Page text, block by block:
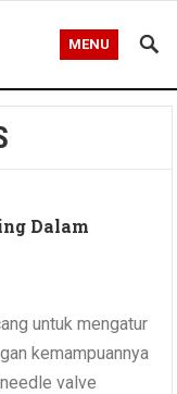
MENU
Dalam
untuk mengatur
kemampuannya
valve